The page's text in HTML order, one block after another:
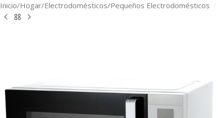
Inicio/Hogar/Electrodomésticos/Pequeños Electrodomésticos